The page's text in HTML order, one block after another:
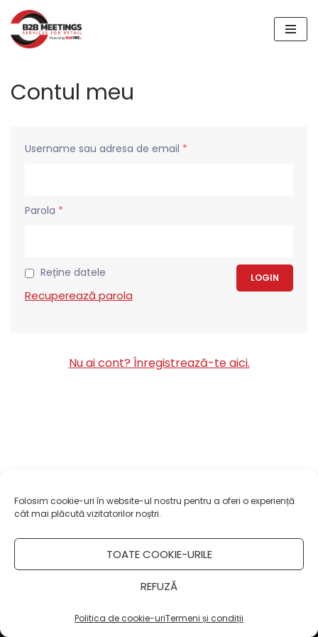
Folosim cookie-uri în website-ul nostru pentru a oferi o experiență
cât mai plăcută vizitatorilor noștri.
TOATE COOKIE-URILE
REFUZĂ
Politica de cookie-uriTermeni și condiții
Sari
Contul meu
Username sau adresa de email *
Parola *
Reține datele
Recuperează parola
Nu ai cont? Înregistrează-te aici.
Copyright 2021-2024Retail-FMCG.ro.Termeni si conditii de utilizare a site-ului